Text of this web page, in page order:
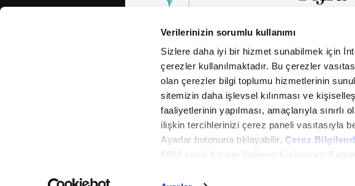
Verilerinizin sorumlu kullanımı
Sizlere daha iyi bir hizmet sunabilmek için
çerezler kullanılmaktadır. Bu çerezler
olan çerezler bilgi toplumu hizmetlerinin
sitemizin daha işlevsel kılınması ve
faaliyetlerinin yapılması, amaçlarıyla sınırlı
ilişkin tercihlerinizi çerez paneli vasıtasıyla
Ayarlar butonuna tıklayabilir, Çerez
6698 sayılı Kişisel Verilerin Korunması